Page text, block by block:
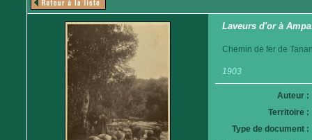
Laveurs d'or à
Chemin de fer de
1903
Auteur :
Territoire :
Type de document :